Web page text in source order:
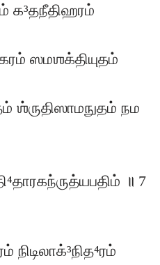
க³தநீதிஹரம்
ஸமஶக்தியுதம்
ஶ்ருதிஸாமநுதம் நம
॥ 7